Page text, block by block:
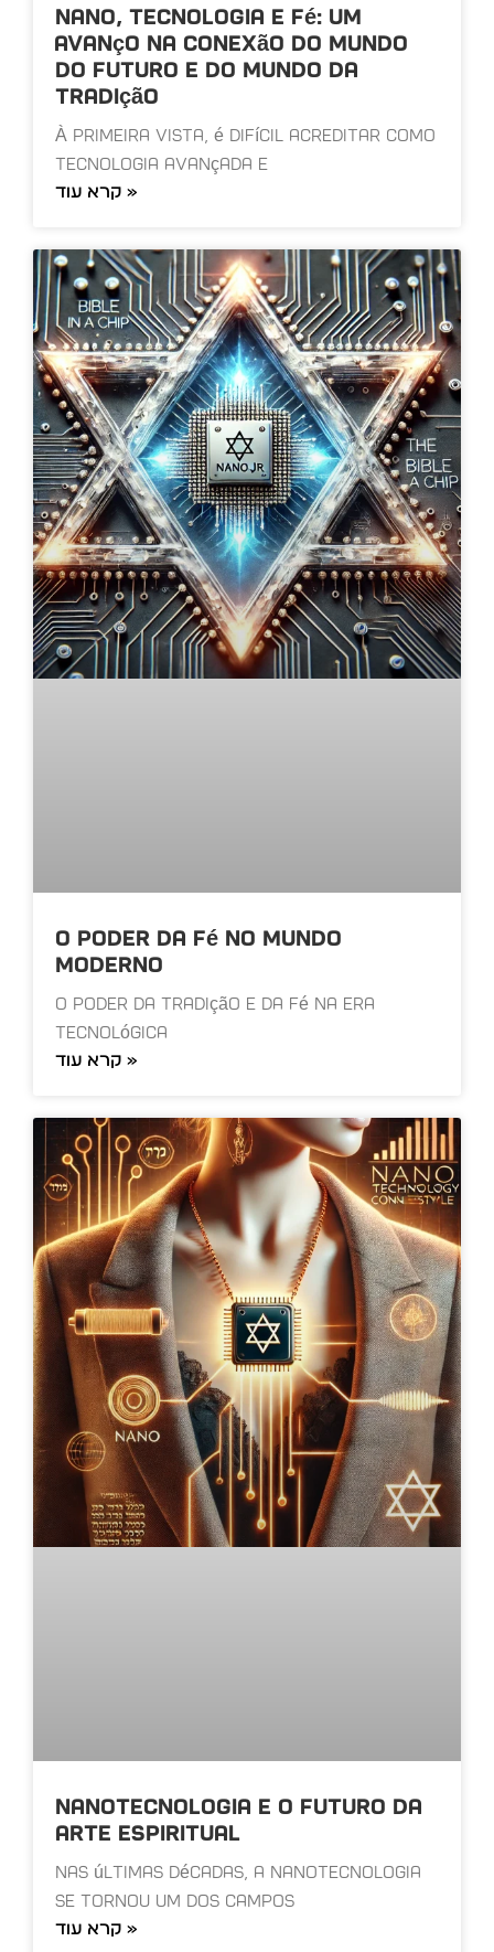
Nano, Tecnologia e Fé: Um
Avanço na Conexão do Mundo
do Futuro e do Mundo da
Tradição
À primeira vista, é difícil acreditar como
tecnologia avançada e
קרא עוד »
O poder da fé no mundo
moderno
O Poder da Tradição e da Fé na Era
Tecnológica
קרא עוד »
Nanotecnologia e o Futuro da
Arte Espiritual
Nas últimas décadas, a nanotecnologia
se tornou um dos campos
קרא עוד »